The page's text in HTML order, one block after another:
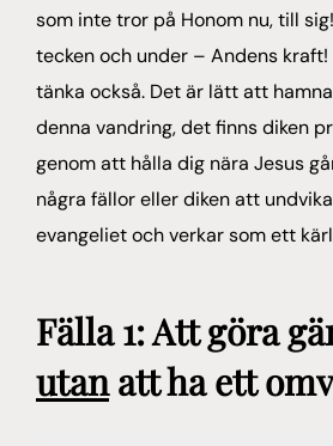
som inte tror på Honom nu, till sig!
tecken och under – Andens kraft!
tänka också. Det är lätt att
denna vandring, det finns diken
genom att hålla dig nära Jesus
några fällor eller diken att
evangeliet och verkar som ett
Fälla 1: Att göra
utanatt ha ett